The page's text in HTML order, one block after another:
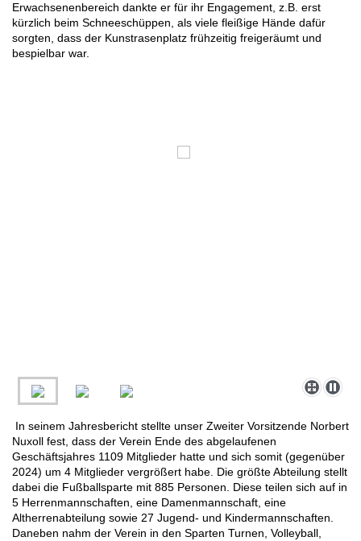
Erwachsenenbereich dankte er für ihr Engagement, z.B. erst
kürzlich beim Schneeschüppen, als viele fleißige Hände dafür
sorgten, dass der Kunstrasenplatz frühzeitig freigeräumt und
bespielbar war.
In seinem Jahresbericht stellte unser Zweiter Vorsitzende Norbert
Nuxoll fest, dass der Verein Ende des abgelaufenen
Geschäftsjahres 1109 Mitglieder hatte und sich somit (gegenüber
2024) um 4 Mitglieder vergrößert habe. Die größte Abteilung stellt
dabei die Fußballsparte mit 885 Personen. Diese teilen sich auf in
5 Herrenmannschaften, eine Damenmannschaft, eine
Altherrenabteilung sowie 27 Jugend- und Kindermannschaften.
Daneben nahm der Verein in den Sparten Turnen, Volleyball,